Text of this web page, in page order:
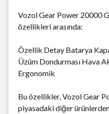
Vozol Gear Power 20000
özellikleri arasında:
Özellik Detay Batarya
Üzüm Dondurması Hava
Ergonomik
Bu özellikler, Vozol Gear
piyasadaki diğer